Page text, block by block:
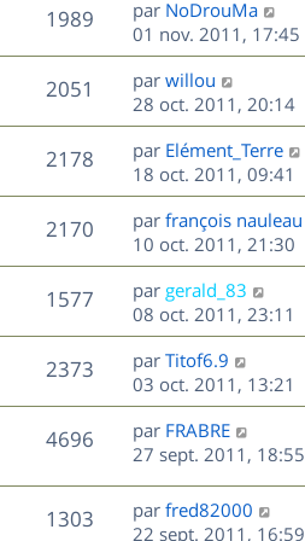
n
i
e
r
m
e
s
s
a
g
e
1989V
u
s
D
e
r
n
i
e
r
m
e
s
s
a
g
e
par NoDrouMa
01 nov. 2011, 17:45
2051
u
e
s
D
e
r
n
i
e
r
m
e
s
s
a
g
e
par willou
28 oct. 2011, 20:14
2178V
u
s
D
e
r
n
i
e
r
m
e
s
s
a
g
e
par Elément_Terre
18 oct. 2011, 09:41
2170V
u
s
D
e
r
n
i
e
r
m
e
s
s
a
g
e
par françois nauleau
10 oct. 2011, 21:30
1577V
u
e
D
e
r
n
i
e
r
m
e
s
s
par gerald_83
08 oct. 2011, 23:11
2373V
u
e
D
e
r
n
i
e
r
m
par Titof6.9
03 oct. 2011, 13:21
4696V
u
e
D
e
n
i
par FRABRE
27 sept. 2011, 18:55
1303V
D
e
par fred82000
22 sept. 2011, 16:59